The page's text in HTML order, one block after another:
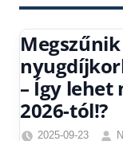
– Így
2026-tól!?
2025-09-23